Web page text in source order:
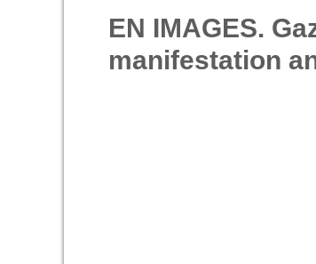
EN IMAGES.
manifestation